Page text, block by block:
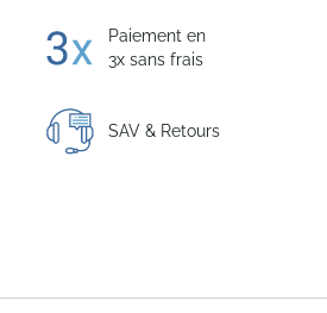
Paiement en
3x sans frais
SAV & Retours